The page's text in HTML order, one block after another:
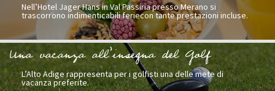
Nell’Hotel Jager Hans in Val Passiria presso Merano si
trascorrono indimenticabili feriecon tante prestazioni incluse.
Una vacanza all’insegna del Golf
L’Alto Adige rappresenta per i golfisti una delle mete di
vacanza preferite.